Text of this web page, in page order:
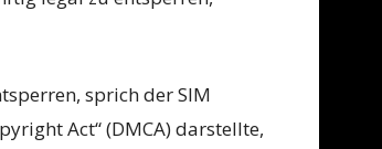
sprich der SIM
Act“ (DMCA) darstellte,